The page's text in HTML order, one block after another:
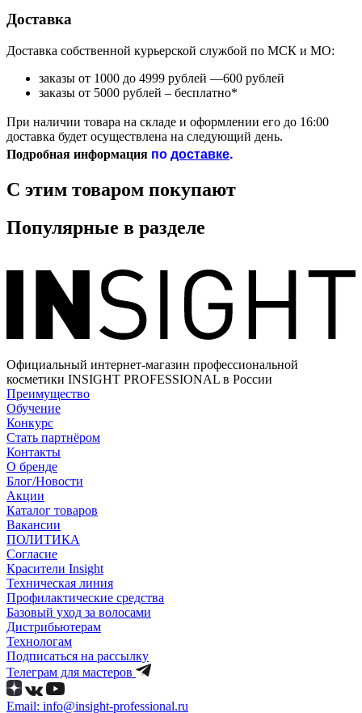
Доставка
Доставка собственной курьерской службой по МСК и МО:
заказы от 1000 до 4999 рублей —600 рублей
заказы от 5000 рублей – бесплатно*
При наличии товара на складе и оформлении его до 16:00
доставка будет осуществлена на следующий день.
Подробная информация подоставке.
С этим товаром покупают
Популярные в разделе
Официальный интернет-магазин профессиональной
косметики INSIGHT PROFESSIONAL в России
Преимущество
Обучение
Конкурс
Стать партнёром
Контакты
О бренде
Блог/Новости
Акции
Каталог товаров
Вакансии
ПОЛИТИКА
Согласие
Краcители Insight
Техническая линия
Профилактические средства
Базовый уход за волосами
Дистрибьютерам
Технологам
Подписаться на рассылку
Телеграм для мастеров
Email: info@insight-professional.ru